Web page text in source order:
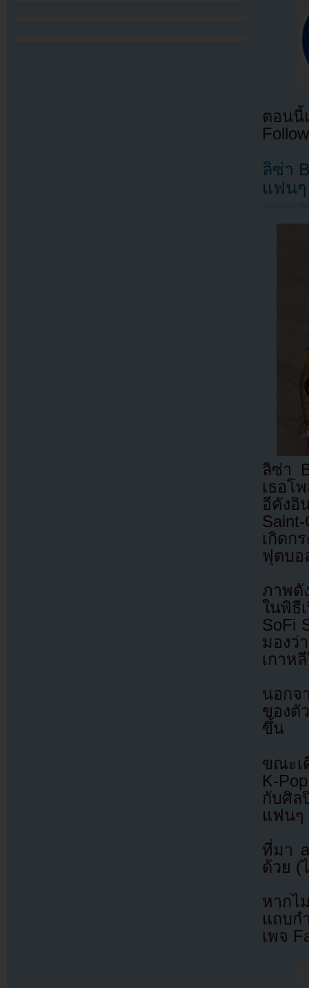
ตอนนี้
ลิซ่า
แฟน
ลิซ่า
เธอโ
อีคัง
เกิด
ฟุตบอ
ภาพดั
ในพิธี
SoFi
มองว่
เกาห
นอกจ
ของตั
ขึ้น
ขณะเ
K-
กับศิล
แฟนๆ
ที่มา
ด้วย (
หากไ
แถบก
เพจ